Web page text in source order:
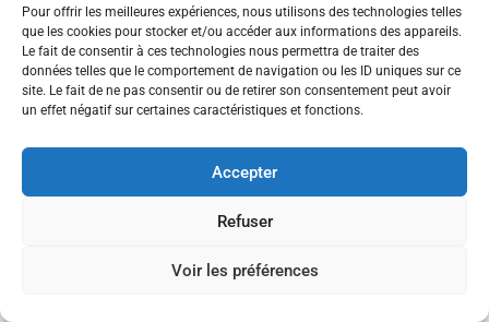
Pour offrir les meilleures expériences, nous utilisons des technologies telles
que les cookies pour stocker et/ou accéder aux informations des appareils.
Le fait de consentir à ces technologies nous permettra de traiter des
données telles que le comportement de navigation ou les ID uniques sur ce
site. Le fait de ne pas consentir ou de retirer son consentement peut avoir
un effet négatif sur certaines caractéristiques et fonctions.
Accepter
Refuser
Voir les préférences
© 2022 Meilleur-rhum.net - Tous droits réservés
Mentions légales-Politique de cookies
consommer avec modération.
En tant que Partenaire Amazon, je réalise un
requises.